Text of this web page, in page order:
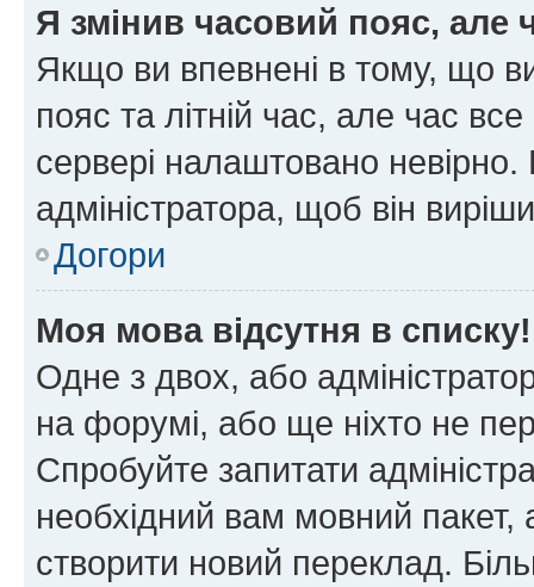
Я змінив часовий пояс, але
Якщо ви впевнені в тому, що
пояс та літній час, але час
сервері налаштовано
адміністратора, щоб він
Догори
Моя мова відсутня в списку!
Одне з двох, або
на форумі, або ще ніхто не
Спробуйте запитати
необхідний вам мовний
створити новий переклад.